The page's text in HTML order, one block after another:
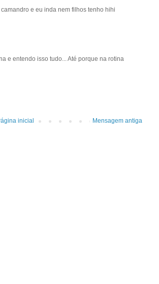
e eu inda nem filhos tenho hihi
e entendo isso tudo... Até porque na rotina
Mensagem antiga
inicial